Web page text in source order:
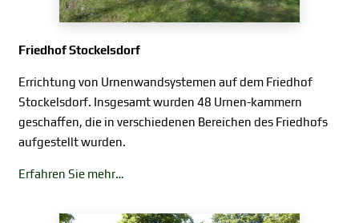
Friedhof Stockelsdorf
Errichtung von Urnenwandsystemen auf dem Friedhof
Stockelsdorf. Insgesamt wurden 48 Urnen-kammern
geschaffen, die in verschiedenen Bereichen des Friedhofs
aufgestellt wurden.
Erfahren Sie mehr…